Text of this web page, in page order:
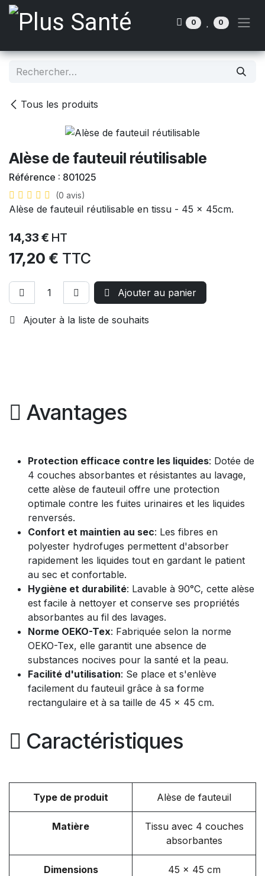
Se rendre au contenu
0 0
Tous les produits
Alèse de fauteuil réutilisable
Référence : 801025
(0 avis)
Alèse de fauteuil réutilisable en tissu - 45 x 45cm.
14,33 € HT
17,20 € TTC
Ajouter au panier
Ajouter à la liste de souhaits
Avantages
Protection efficace contre les liquides: Dotée de
4 couches absorbantes et résistantes au lavage,
cette alèse de fauteuil offre une protection
optimale contre les fuites urinaires et les liquides
renversés.
Confort et maintien au sec: Les fibres en
polyester hydrofuges permettent d'absorber
rapidement les liquides tout en gardant le patient
au sec et confortable.
Hygiène et durabilité: Lavable à 90°C, cette alèse
est facile à nettoyer et conserve ses propriétés
absorbantes au fil des lavages.
Norme OEKO-Tex: Fabriquée selon la norme
OEKO-Tex, elle garantit une absence de
substances nocives pour la santé et la peau.
Facilité d'utilisation: Se place et s'enlève
facilement du fauteuil grâce à sa forme
rectangulaire et à sa taille de 45 x 45 cm.
Caractéristiques
Type de produit Alèse de fauteuil
Matière
Tissu avec 4 couches
absorbantes
Dimensions 45 x 45 cm